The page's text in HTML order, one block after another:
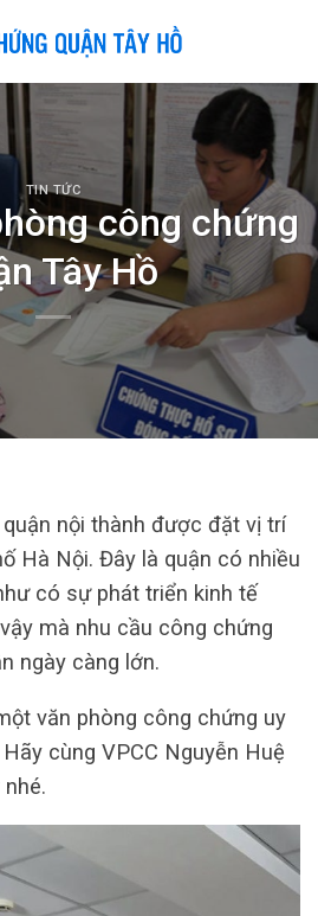
TIN TỨC
công chứng
Tây Hồ
nội thành được đặt vị trí
Hà Nội. Đây là quận có nhiều
có sự phát triển kinh tế
mà nhu cầu công chứng
ngày càng lớn.
văn phòng công chứng uy
cùng VPCC Nguyễn Huệ